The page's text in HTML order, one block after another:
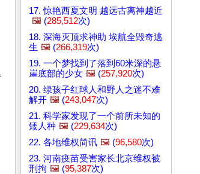
17. 惊艳西夏文明 越远古离神越近
🖼️ (285,512次)
18. 深海灭顶求神助 埃航全毁奇逃
生 🖼️ (266,319次)
19. 一个梦找到了落到60米深的悬
崖底部的少女 🖼️ (257,920次)
20. 绿孩子红球人和野人之迷不难
解开 🖼️ (243,047次)
21. 科学家发现了一个前所未知的
矮人种 🖼️ (229,634次)
22. 各地维权简讯 🖼️ (96,580次)
23. 河南疫苗受害家长北京维权被
刑拘 🖼️ (95,387次)